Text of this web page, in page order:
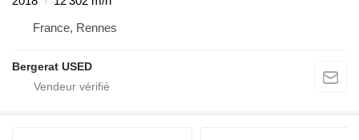
France, Rennes
Bergerat USED